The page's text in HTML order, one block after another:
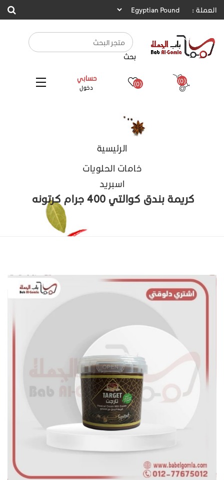
العملة :
بحث
حسابي
دخول (0) (0)
الرئيسية
خامات الحلويات
اسبريد
كريمة بندق كوالتي 400 جرام كرتونه